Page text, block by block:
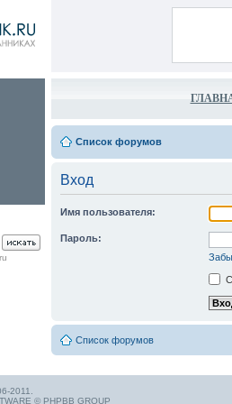
Список форумов
Вход
Имя пользователя:
Пароль:
Список форумов
2011.
© PHPBB GROUP